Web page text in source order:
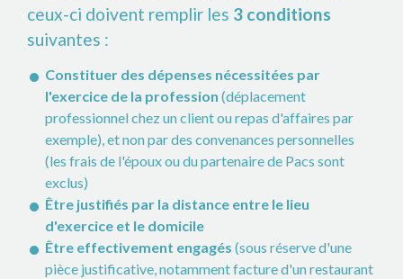
ceux-ci doivent remplir les 3 conditions
suivantes :
Constituer des dépenses nécessitées par
l'exercice de la profession (déplacement
professionnel chez un client ou repas d'affaires par
exemple), et non par des convenances personnelles
(les frais de l'époux ou du partenaire de Pacs sont
exclus)
Être justifiés par la distance entre le lieu
d'exercice et le domicile
Être effectivement engagés (sous réserve d'une
pièce justificative, notamment facture d'un restaurant